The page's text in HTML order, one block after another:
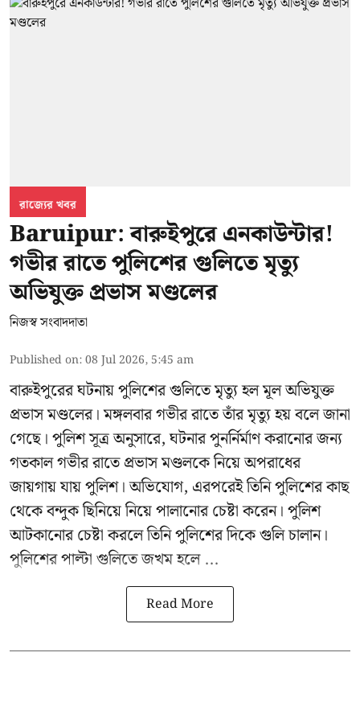
রাজ্যের খবর
Baruipur: বারুইপুরে এনকাউন্টার!
গভীর রাতে পুলিশের গুলিতে মৃত্যু
অভিযুক্ত প্রভাস মণ্ডলের
নিজস্ব সংবাদদাতা
Published on:08 Jul 2026, 5:45 am
বারুইপুরের ঘটনায় পুলিশের গুলিতে মৃত্যু হল মূল অভিযুক্ত
প্রভাস মণ্ডলের। মঙ্গলবার গভীর রাতে তাঁর মৃত্যু হয় বলে জানা
গেছে। পুলিশ সূত্র অনুসারে, ঘটনার পুনর্নির্মাণ করানোর জন্য
গতকাল গভীর রাতে প্রভাস মণ্ডলকে নিয়ে অপরাধের
জায়গায় যায় পুলিশ। অভিযোগ, এরপরেই তিনি পুলিশের কাছ
থেকে বন্দুক ছিনিয়ে নিয়ে পালানোর চেষ্টা করেন। পুলিশ
আটকানোর চেষ্টা করলে তিনি পুলিশের দিকে গুলি চালান।
পুলিশের পাল্টা গুলিতে জখম হলে ...
Read More